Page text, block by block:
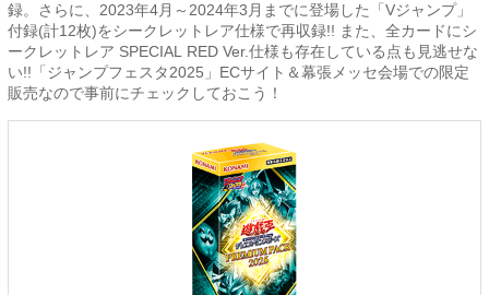
録。さらに、2023年4月～2024年3月までに登場した「Vジャンプ」
付録(計12枚)をシークレットレア仕様で再収録!! また、全カードにシ
ークレットレア SPECIAL RED Ver.仕様も存在している点も見逃せな
い!!「ジャンプフェスタ2025」ECサイト＆幕張メッセ会場での限定
販売なので事前にチェックしておこう！